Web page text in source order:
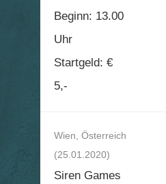
Beginn: 13.00
Uhr
Startgeld: €
5,-
Wien, Österreich
(25.01.2020)
Siren Games